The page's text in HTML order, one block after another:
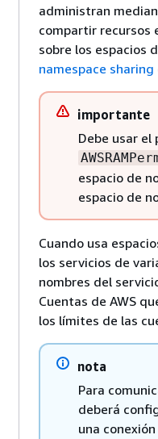
administran
compartir recursos
sobre los espacios
namespace sharing
importante
Debe usar
espacio de
espacio de
Cuando usa
los servicios de
nombres del
Cuentas de AWS
los límites de las
nota
Para
deberá
una